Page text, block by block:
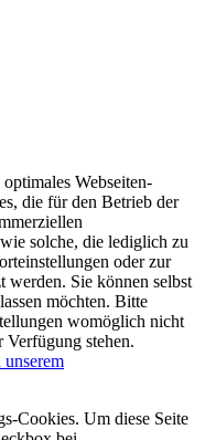
Webseiten-
die für den Betrieb der
solche, die lediglich zu
oder zur
werden. Sie können selbst
möchten. Bitte
womöglich nicht
Verfügung stehen.
Cookies. Um diese Seite